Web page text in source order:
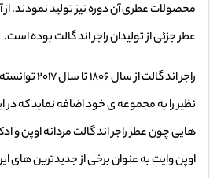
محصولات عطری آن دوره نیز تولید نمودند. از
عطر جزئی از تولیدان راجر اند گالت بوده است.
نظیر را به مجموعه ی خود اضافه نماید که در
هایی چون عطر راجر اند گالت مردانه اوپن و
اوپن وایت به عنوان برخی از جدیدترین های